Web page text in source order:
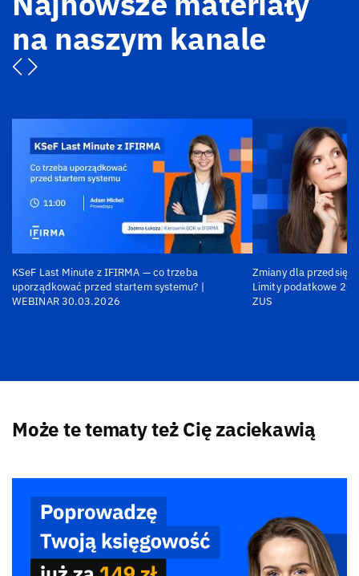
na naszym kanale
KSeF Last Minute z IFIRMA — co trzeba
uporządkować przed startem systemu? |
WEBINAR 30.03.2026
Zmiany dla
Limity podatkowe
ZUS
Może te tematy też Cię zaciekawią